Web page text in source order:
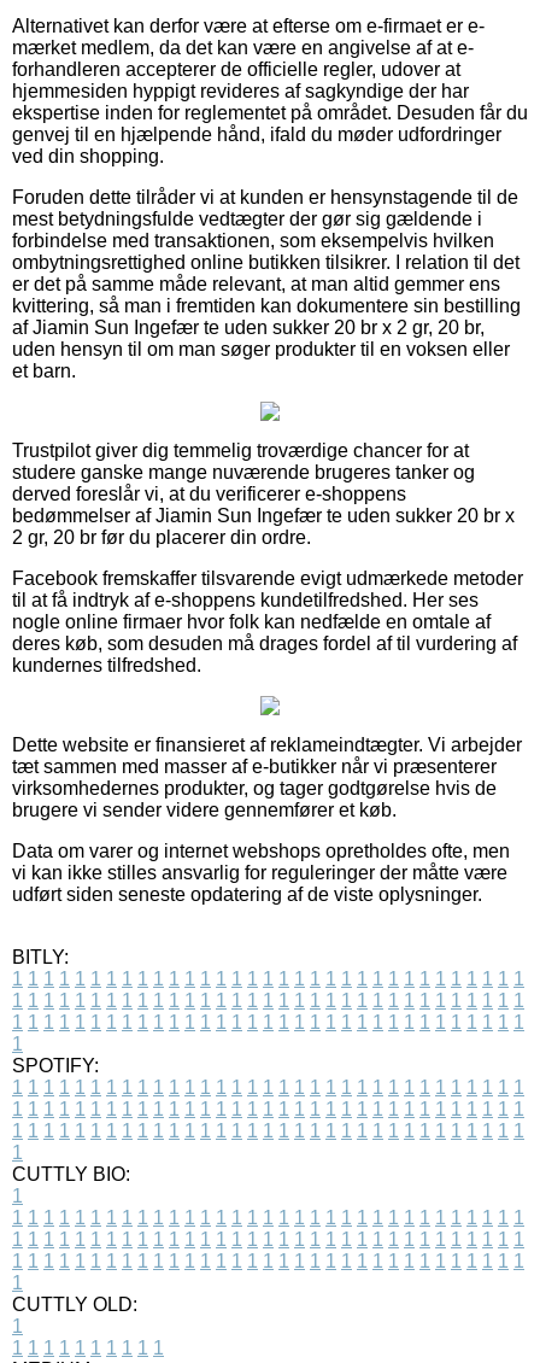
Alternativet kan derfor være at efterse om e-firmaet er e-
mærket medlem, da det kan være en angivelse af at e-
forhandleren accepterer de officielle regler, udover at
hjemmesiden hyppigt revideres af sagkyndige der har
ekspertise inden for reglementet på området. Desuden får du
genvej til en hjælpende hånd, ifald du møder udfordringer
ved din shopping.
Foruden dette tilråder vi at kunden er hensynstagende til de
mest betydningsfulde vedtægter der gør sig gældende i
forbindelse med transaktionen, som eksempelvis hvilken
ombytningsrettighed online butikken tilsikrer. I relation til det
er det på samme måde relevant, at man altid gemmer ens
kvittering, så man i fremtiden kan dokumentere sin bestilling
af Jiamin Sun Ingefær te uden sukker 20 br x 2 gr, 20 br,
uden hensyn til om man søger produkter til en voksen eller
et barn.
Trustpilot giver dig temmelig troværdige chancer for at
studere ganske mange nuværende brugeres tanker og
derved foreslår vi, at du verificerer e-shoppens
bedømmelser af Jiamin Sun Ingefær te uden sukker 20 br x
2 gr, 20 br før du placerer din ordre.
Facebook fremskaffer tilsvarende evigt udmærkede metoder
til at få indtryk af e-shoppens kundetilfredshed. Her ses
nogle online firmaer hvor folk kan nedfælde en omtale af
deres køb, som desuden må drages fordel af til vurdering af
kundernes tilfredshed.
Dette website er finansieret af reklameindtægter. Vi arbejder
tæt sammen med masser af e-butikker når vi præsenterer
virksomhedernes produkter, og tager godtgørelse hvis de
brugere vi sender videre gennemfører et køb.
Data om varer og internet webshops opretholdes ofte, men
vi kan ikke stilles ansvarlig for reguleringer der måtte være
udført siden seneste opdatering af de viste oplysninger.
BITLY:
1 1 1 1 1 1 1 1 1 1 1 1 1 1 1 1 1 1 1 1 1 1 1 1 1 1 1 1 1 1 1 1 1
1 1 1 1 1 1 1 1 1 1 1 1 1 1 1 1 1 1 1 1 1 1 1 1 1 1 1 1 1 1 1 1 1
1 1 1 1 1 1 1 1 1 1 1 1 1 1 1 1 1 1 1 1 1 1 1 1 1 1 1 1 1 1 1 1 1
1
SPOTIFY:
1 1 1 1 1 1 1 1 1 1 1 1 1 1 1 1 1 1 1 1 1 1 1 1 1 1 1 1 1 1 1 1 1
1 1 1 1 1 1 1 1 1 1 1 1 1 1 1 1 1 1 1 1 1 1 1 1 1 1 1 1 1 1 1 1 1
1 1 1 1 1 1 1 1 1 1 1 1 1 1 1 1 1 1 1 1 1 1 1 1 1 1 1 1 1 1 1 1 1
1
CUTTLY BIO:
1
1 1 1 1 1 1 1 1 1 1 1 1 1 1 1 1 1 1 1 1 1 1 1 1 1 1 1 1 1 1 1 1 1
1 1 1 1 1 1 1 1 1 1 1 1 1 1 1 1 1 1 1 1 1 1 1 1 1 1 1 1 1 1 1 1 1
1 1 1 1 1 1 1 1 1 1 1 1 1 1 1 1 1 1 1 1 1 1 1 1 1 1 1 1 1 1 1 1 1
1
CUTTLY OLD:
1
1 1 1 1 1 1 1 1 1 1